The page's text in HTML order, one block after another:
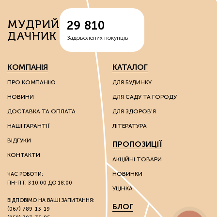
вермикуліти — відходи руди, що володіють здатністю
спершу накопичувати вологу, а потім поступово
вивільняти її;
перліти – сполуки вулканічного походження, що
надають вологоутримуючі властивості субстратам;
діатоміти – багаті на кварц сполуки, які
використовують для покращення властивостей
надлегких ґрунтів.
Ці речовини мають каталітичні та іонообмінні
властивості, завдяки яким можна впливати на хімічні
Грунтополіпшувачі використовують без обмежень на
вид культури: вони однаково гарні як для плодоносних
культур, так і для пальм та інших екзотів.
Стимулятори росту
Розвиток культур багато в чому залежить від зовнішніх
факторів. Через несприятливі погодні умови на ранніх
МУДРИЙ
ДАЧНИК
29 810
Задоволених покупців
КОМПАНІЯ
ПРО КОМПАНІЮ
НОВИНИ
ДОСТАВКА ТА ОПЛАТА
НАШІ ГАРАНТІЇ
ВІДГУКИ
КОНТАКТИ
ЧАС РОБОТИ:
ПН-ПТ: З 10:00 ДО 18:00
ВІДПОВІМО НА ВАШІ ЗАПИТАННЯ:
(067) 789-13-19
КАТАЛОГ
ДЛЯ БУДИНКУ
ДЛЯ САДУ ТА ГОРОДУ
ДЛЯ ЗДОРОВ'Я
ЛІТЕРАТУРА
ПРОПОЗИЦІЇ
АКЦІЙНІ ТОВАРИ
НОВИНКИ
УЦІНКА
БЛОГ